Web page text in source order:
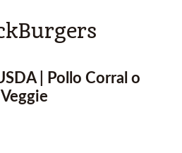
| Pollo Corral o
Veggie